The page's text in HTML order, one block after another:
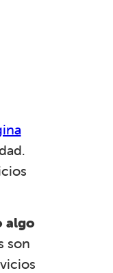
algo
son